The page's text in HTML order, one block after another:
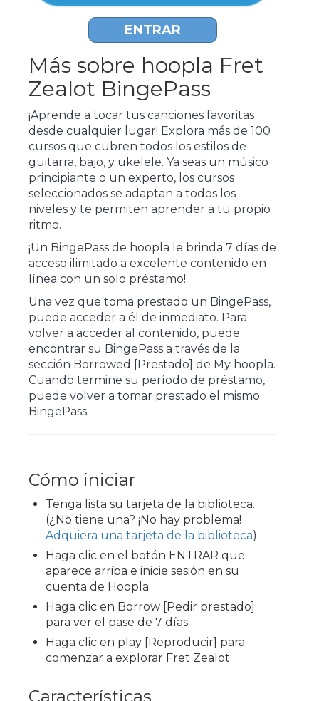
ENTRAR
Más sobre hoopla Fret
Zealot BingePass
¡Aprende a tocar tus canciones favoritas
desde cualquier lugar! Explora más de 100
cursos que cubren todos los estilos de
guitarra, bajo, y ukelele. Ya seas un músico
principiante o un experto, los cursos
seleccionados se adaptan a todos los
niveles y te permiten aprender a tu propio
ritmo.
¡Un BingePass de hoopla le brinda 7 días de
acceso ilimitado a excelente contenido en
línea con un solo préstamo!
Una vez que toma prestado un BingePass,
puede acceder a él de inmediato. Para
volver a acceder al contenido, puede
encontrar su BingePass a través de la
sección Borrowed [Prestado] de My hoopla.
Cuando termine su período de préstamo,
puede volver a tomar prestado el mismo
BingePass.
Cómo iniciar
Tenga lista su tarjeta de la biblioteca.
(¿No tiene una? ¡No hay problema!
Adquiera una tarjeta de la biblioteca).
Haga clic en el botón ENTRAR que
aparece arriba e inicie sesión en su
cuenta de Hoopla.
Haga clic en Borrow [Pedir prestado]
para ver el pase de 7 días.
Haga clic en play [Reproducir] para
comenzar a explorar Fret Zealot.
Características